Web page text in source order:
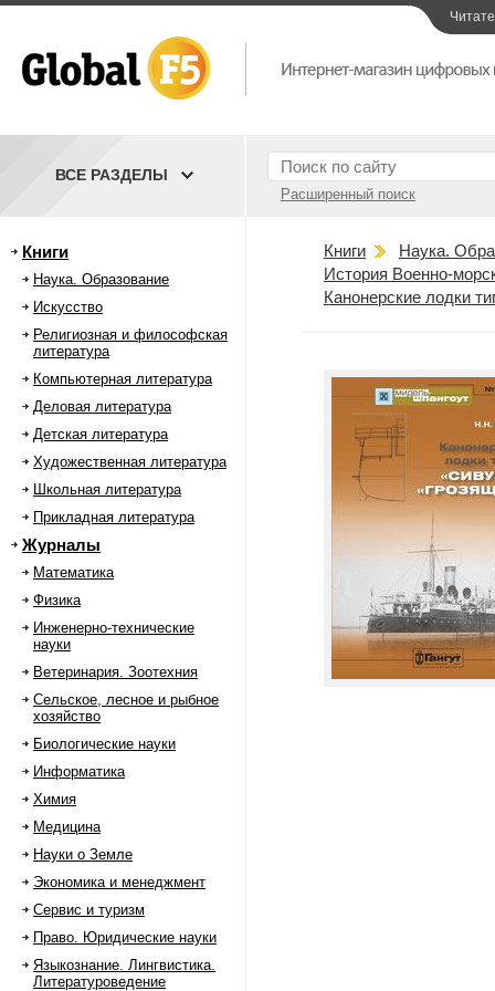
Расширенный поиск
ВСЕ РАЗДЕЛЫ
Книги
Наука. Образование
Искусство
Религиозная и философская
литература
Компьютерная литература
Деловая литература
Детская литература
Художественная литература
Школьная литература
Прикладная литература
Журналы
Математика
Физика
Инженерно-технические
науки
Ветеринария. Зоотехния
Сельское, лесное и рыбное
хозяйство
Биологические науки
Информатика
Химия
Медицина
Науки о Земле
Экономика и менеджмент
Сервис и туризм
Право. Юридические науки
Языкознание. Лингвистика.
Литературоведение
Книги
Наука.
История Военно-
Канонерские лодки